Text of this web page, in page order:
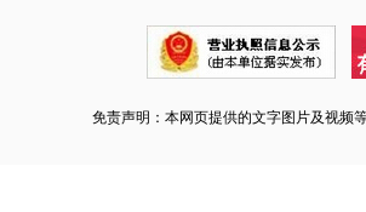
免责声明：本网页提供的文字图片及视频